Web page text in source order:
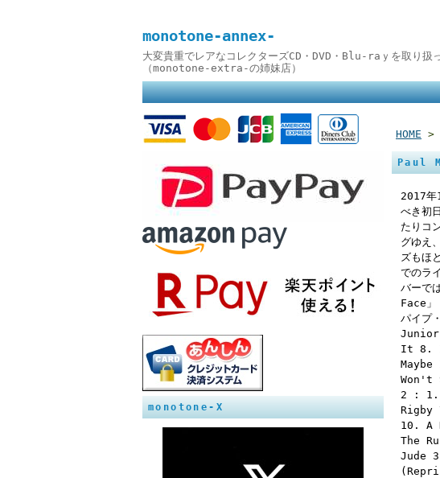
monotone-annex-
大変貴重でレアなコレクターズCD・DVD・Blu-raｙを取り扱
（monotone-extra-の姉妹店）
monotone-X
HOME >
Paul
2017年
べき初
たりコ
グゆえ
ズもほ
でのラ
バー
Face
パイ
It 8.
Won't
2 : 1.
Rigby
10. A
The
Jude